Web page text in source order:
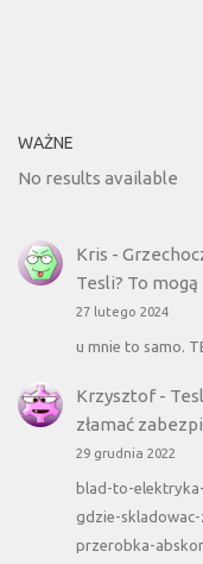
WAŻNE
No results available
Kris -
Tesli? To
27 lutego 2024
u mnie to samo.
Krzysztof-
złamać
29 grudnia 2022
blad-to-
gdzie-
przerobka-